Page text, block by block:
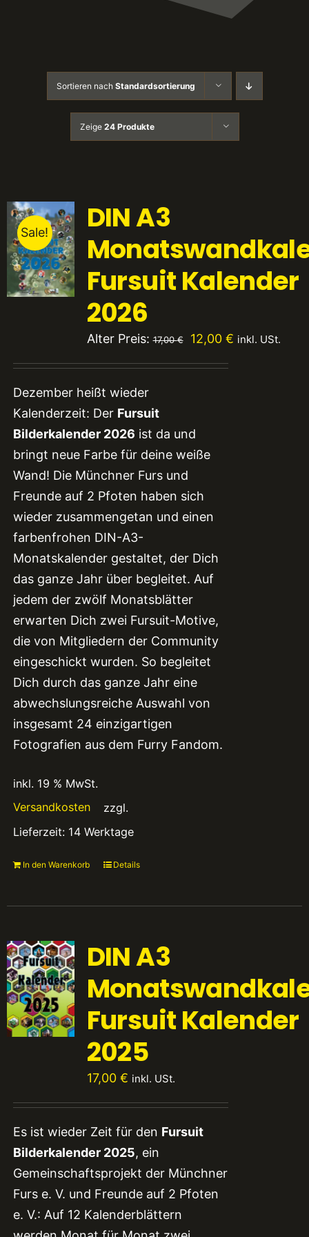
Sortieren nach Standardsortierung
Zeige 24 Produkte
Sale!
DIN A3
Fursuit Kalender
2026
Alter Preis: 17,00€
Ursprünglicher
12,00 €Aktueller
inkl. USt.
Dezember heißt wieder
Kalenderzeit: Der Fursuit
Bilderkalender 2026 ist da und
bringt neue Farbe für deine weiße
Wand! Die Münchner Furs und
Freunde auf 2 Pfoten haben sich
wieder zusammengetan und einen
farbenfrohen DIN-A3-
Monatskalender gestaltet, der Dich
das ganze Jahr über begleitet. Auf
jedem der zwölf Monatsblätter
erwarten Dich zwei Fursuit-Motive,
die von Mitgliedern der Community
eingeschickt wurden. So begleitet
Dich durch das ganze Jahr eine
abwechslungsreiche Auswahl von
insgesamt 24 einzigartigen
Fotografien aus dem Furry Fandom.
inkl. 19 % MwSt.
zzgl.
Versandkosten
Lieferzeit: 14 Werktage
In den Warenkorb Details
DIN A3
Fursuit Kalender
2025
17,00 € inkl. USt.
Es ist wieder Zeit für den Fursuit
Bilderkalender 2025, ein
Gemeinschaftsprojekt der Münchner
Furs e. V. und Freunde auf 2 Pfoten
e. V.: Auf 12 Kalenderblättern